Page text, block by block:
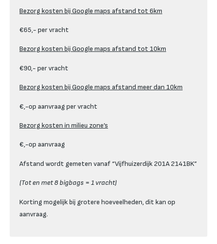
Bezorg kosten bij Google maps afstand tot 6km
€65,- per vracht
Bezorg kosten bij Google maps afstand tot 10km
€90,- per vracht
Bezorg kosten bij Google maps afstand meer dan 10km
€,-op aanvraag per vracht
Bezorg kosten in milieu zone’s
€,-op aanvraag
Afstand wordt gemeten vanaf “Vijfhuizerdijk 201A 2141BK”
(Tot en met 8 bigbags = 1 vracht)
Korting mogelijk bij grotere hoeveelheden, dit kan op
aanvraag.